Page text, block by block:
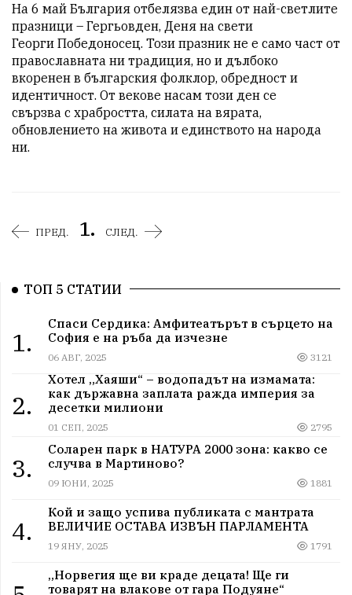
На 6 май България отбелязва един от най-светлите
празници – Гергьовден, Деня на свети
Георги Победоносец. Този празник не е само част от
православната ни традиция, но и дълбоко
вкоренен в българския фолклор, обредност и
идентичност. От векове насам този ден се
свързва с храбростта, силата на вярата,
обновлението на живота и единството на народа
ни.
ПРЕД. 1. СЛЕД.
ТОП 5 СТАТИИ
1.
Спаси Сердика: Амфитеатърът в сърцето на
София е на ръба да изчезне
06 АВГ, 2025 3121
2.
Хотел „Хаяши“ – водопадът на измамата:
как държавна заплата ражда империя за
десетки милиони
01 СЕП, 2025 2795
3.
Соларен парк в НАТУРА 2000 зона: какво се
случва в Мартиново?
09 ЮНИ, 2025 1881
4.
Кой и защо успива публиката с мантрата
ВЕЛИЧИЕ ОСТАВА ИЗВЪН ПАРЛАМЕНТА
19 ЯНУ, 2025 1791
„Норвегия ще ви краде децата! Ще ги
товарят на влакове от гара Подуяне“